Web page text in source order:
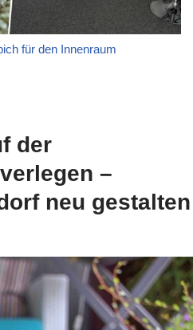
für den Innenraum
der
–
neu gestalten